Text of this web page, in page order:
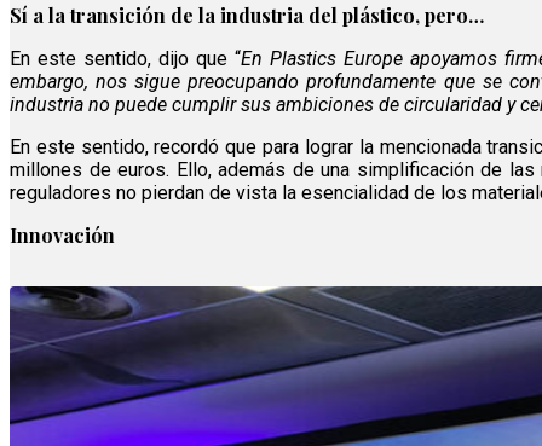
Sí a la transición de la industria del plástico, pero…
En este sentido, dijo que “En Plastics Europe apoyamos
embargo, nos sigue preocupando profundamente que se
industria no puede cumplir sus ambiciones de circularidad y
En este sentido, recordó que para lograr la mencionada
millones de euros. Ello, además de una simplificación de
reguladores no pierdan de vista la esencialidad de los
Innovación